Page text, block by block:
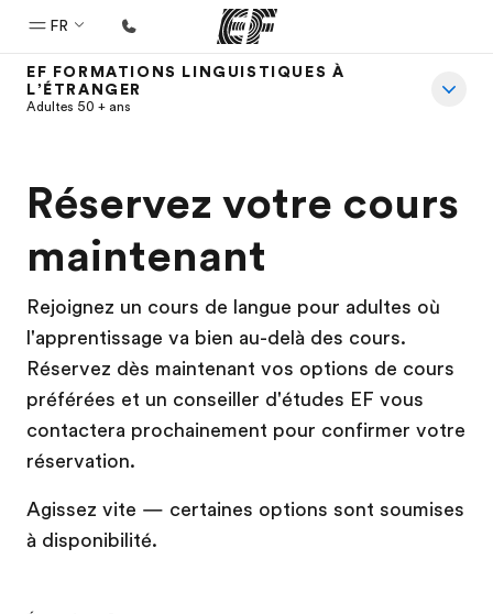
FR
Accueil
Programmes
Nos offres
Bureaux
Trouver un bureau
A propos de nous
Qui sommes-nous ?
EF recrute
Rejoignez nos équipes
EF FORMATIONS LINGUISTIQUES À
L’ÉTRANGER
Adultes 50 + ans
Réservez votre cours
maintenant
Rejoignez un cours de langue pour adultes où
l'apprentissage va bien au-delà des cours.
Réservez dès maintenant vos options de cours
préférées et un conseiller d'études EF vous
contactera prochainement pour confirmer votre
réservation.
Agissez vite — certaines options sont soumises
à disponibilité.